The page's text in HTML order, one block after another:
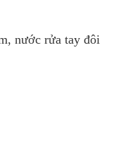
nước rửa tay đôi